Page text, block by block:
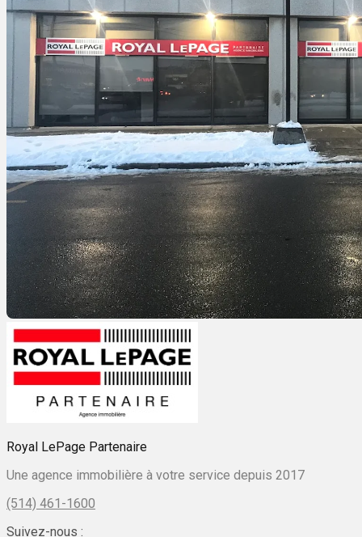
Royal LePage Partenaire
Une agence immobilière à votre service depuis 2017
(514) 461-1600
Suivez-nous :